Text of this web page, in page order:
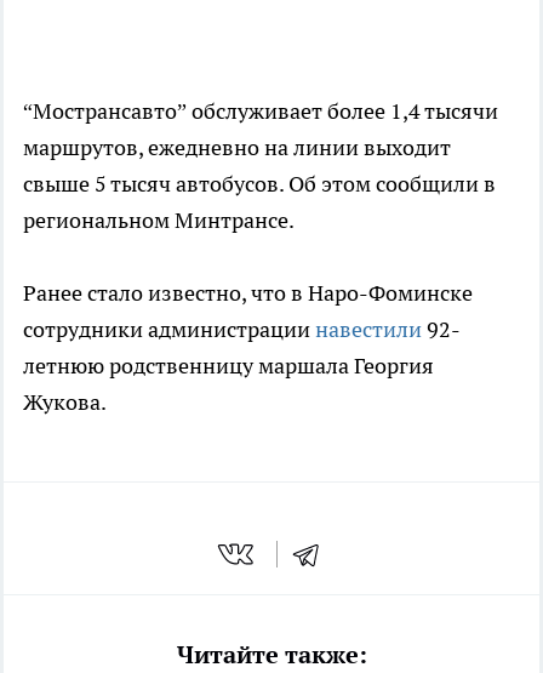
“Мострансавто” обслуживает более 1,4 тысячи
маршрутов, ежедневно на линии выходит
свыше 5 тысяч автобусов. Об этом сообщили в
региональном Минтрансе.
Ранее стало известно, что в Наро-Фоминске
сотрудники администрациинавестили92-
летнюю родственницу маршала Георгия
Жукова.
Читайте также: